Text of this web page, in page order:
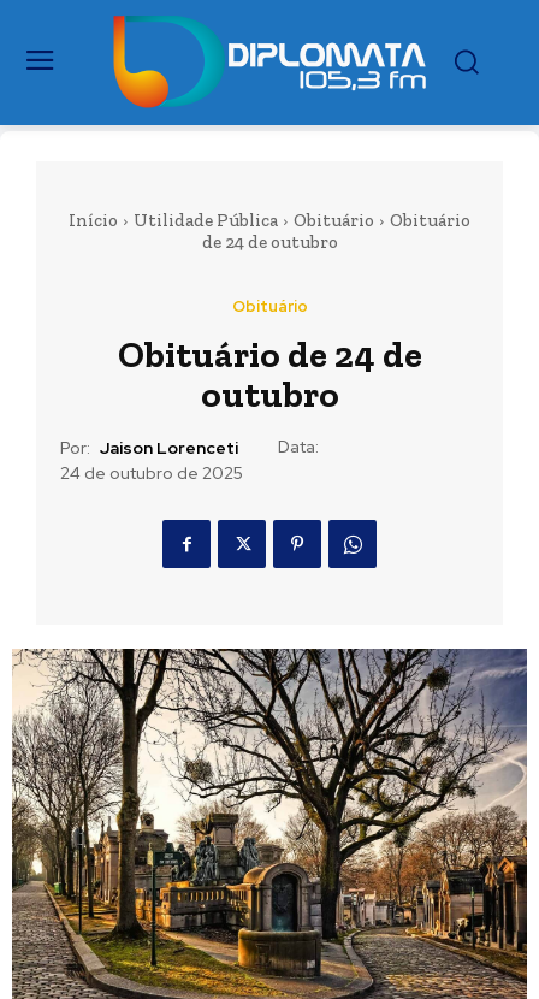
Início Utilidade Pública Obituário
Obituário
de 24 de outubro
Obituário
Obituário de 24 de
outubro
Por: Jaison Lorenceti
Data:
24 de outubro de 2025